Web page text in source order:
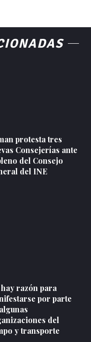
protesta tres
Consejerías ante
del Consejo
del INE
razón para
por parte
del
y transporte